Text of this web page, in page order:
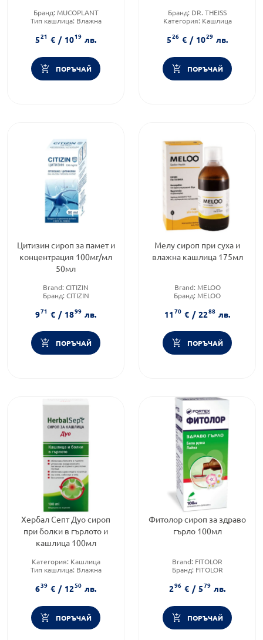
Бранд: MUCOPLANT
Тип кашлица: Влажна
Форма на продукта:сироп
521 € / 1019 лв.
ПОРЪЧАЙ
Бранд: DR. THEISS
Категория: Кашлица
526 € / 1029 лв.
ПОРЪЧАЙ
Цитизин сироп за памет и
концентрация 100мг/мл
50мл
Brand: CITIZIN
Бранд: CITIZIN
оросяване
971 € / 1899 лв.
ПОРЪЧАЙ
Мелу сироп при суха и
влажна кашлица 175мл
Brand: MELOO
Бранд: MELOO
кашлица
1170 € / 2288 лв.
ПОРЪЧАЙ
Хербал Септ Дуо сироп
при болки в гърлото и
кашлица 100мл
Категория: Кашлица
Тип кашлица: Влажна
Форма на продукта:сироп
639 € / 1250 лв.
ПОРЪЧАЙ
Фитолор сироп за здраво
гърло 100мл
Brand: FITOLOR
Бранд: FITOLOR
296 € / 579 лв.
ПОРЪЧАЙ